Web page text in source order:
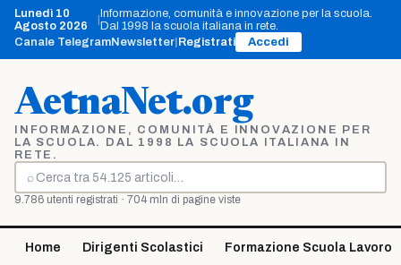
Vai
contenuto
Lunedì 10
Agosto 2026
Informazione, comunità e innovazione per la scuola.
Dal 1998 la scuola italiana in rete.
Canale TelegramNewsletter Registrati Accedi
AetnaNet.org
INFORMAZIONE, COMUNITÀ E INNOVAZIONE PER
LA SCUOLA. DAL 1998 LA SCUOLA ITALIANA IN
RETE.
⌕
Cerca
9.786 utenti registrati · 704 mln di pagine viste
Home Dirigenti Scolastici Formazione Scuola Lavoro